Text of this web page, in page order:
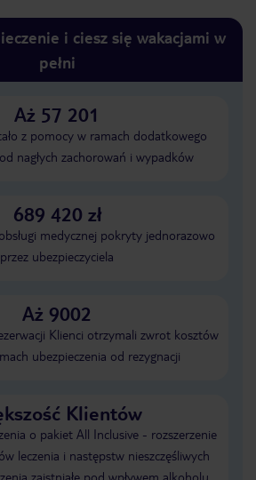
i ciesz się wakacjami w
pełni
Aż 57 201
z pomocy w ramach dodatkowego
nagłych zachorowań i wypadków
689 420 zł
medycznej pokryty jednorazowo
przez ubezpieczyciela
Aż 9002
Klienci otrzymali zwrot kosztów
ubezpieczenia od rezygnacji
Klientów
o pakiet All Inclusive - rozszerzenie
leczenia i następstw nieszczęśliwych
zaistniałe pod wpływem alkoholu